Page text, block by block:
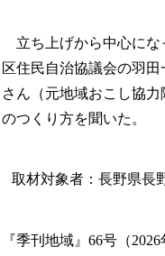
立ち上げから中心にな
区住民自治協議会の羽
さん（元地域おこし協
のつくり方を聞いた。
取材対象者：長野県長
『季刊地域』66号（